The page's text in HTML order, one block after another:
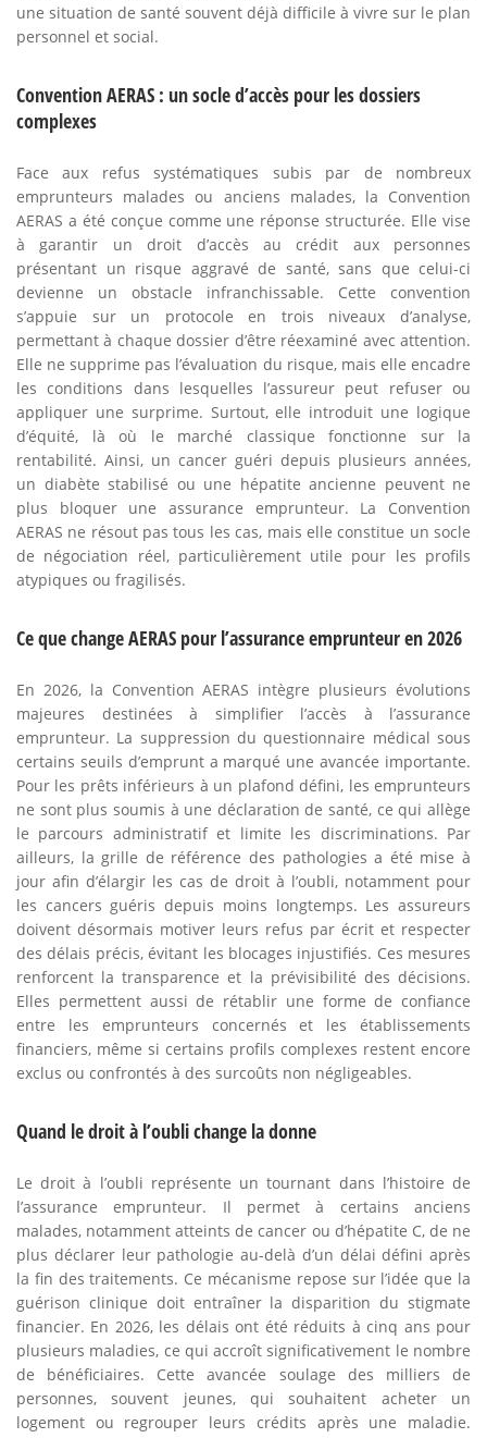
une situation de santé souvent déjà difficile à vivre sur le plan
personnel et social.
Convention AERAS : un socle d’accès pour les dossiers
complexes
Face aux refus systématiques subis par de nombreux
emprunteurs malades ou anciens malades, la Convention
AERAS a été conçue comme une réponse structurée. Elle vise
à garantir un droit d’accès au crédit aux personnes
présentant un risque aggravé de santé, sans que celui-ci
devienne un obstacle infranchissable. Cette convention
s’appuie sur un protocole en trois niveaux d’analyse,
permettant à chaque dossier d’être réexaminé avec attention.
Elle ne supprime pas l’évaluation du risque, mais elle encadre
les conditions dans lesquelles l’assureur peut refuser ou
appliquer une surprime. Surtout, elle introduit une logique
d’équité, là où le marché classique fonctionne sur la
rentabilité. Ainsi, un cancer guéri depuis plusieurs années,
un diabète stabilisé ou une hépatite ancienne peuvent ne
plus bloquer une assurance emprunteur. La Convention
AERAS ne résout pas tous les cas, mais elle constitue un socle
de négociation réel, particulièrement utile pour les profils
atypiques ou fragilisés.
Ce que change AERAS pour l’assurance emprunteur en 2026
En 2026, la Convention AERAS intègre plusieurs évolutions
majeures destinées à simplifier l’accès à l’assurance
emprunteur. La suppression du questionnaire médical sous
certains seuils d’emprunt a marqué une avancée importante.
Pour les prêts inférieurs à un plafond défini, les emprunteurs
ne sont plus soumis à une déclaration de santé, ce qui allège
le parcours administratif et limite les discriminations. Par
ailleurs, la grille de référence des pathologies a été mise à
jour afin d’élargir les cas de droit à l’oubli, notamment pour
les cancers guéris depuis moins longtemps. Les assureurs
doivent désormais motiver leurs refus par écrit et respecter
des délais précis, évitant les blocages injustifiés. Ces mesures
renforcent la transparence et la prévisibilité des décisions.
Elles permettent aussi de rétablir une forme de confiance
entre les emprunteurs concernés et les établissements
financiers, même si certains profils complexes restent encore
exclus ou confrontés à des surcoûts non négligeables.
Quand le droit à l’oubli change la donne
Le droit à l’oubli représente un tournant dans l’histoire de
l’assurance emprunteur. Il permet à certains anciens
malades, notamment atteints de cancer ou d’hépatite C, de ne
plus déclarer leur pathologie au-delà d’un délai défini après
la fin des traitements. Ce mécanisme repose sur l’idée que la
guérison clinique doit entraîner la disparition du stigmate
financier. En 2026, les délais ont été réduits à cinq ans pour
plusieurs maladies, ce qui accroît significativement le nombre
de bénéficiaires. Cette avancée soulage des milliers de
personnes, souvent jeunes, qui souhaitent acheter un
logement ou regrouper leurs crédits après une maladie.